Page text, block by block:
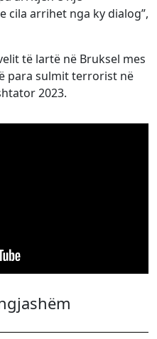
cila arrihet nga ky dialog”,
të lartë në Bruksel mes
para sulmit terrorist në
2023.